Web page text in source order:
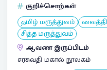
குறிச்சொற்கள்
தமிழ் மருத்துவம்
சித்த மருத்துவம்
ஆவண இருப்பிடம்
சரசுவதி மகால் நூலகம்